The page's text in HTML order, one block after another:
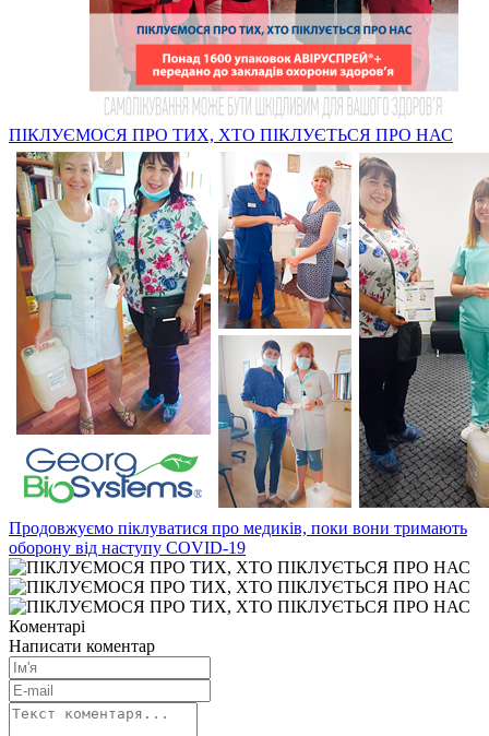
ПІКЛУЄМОСЯ ПРО ТИХ, ХТО ПІКЛУЄТЬСЯ ПРО НАС
Продовжуємо піклуватися про медиків, поки вони тримають
оборону від наступу COVID-19
Коментарі
Написати коментар